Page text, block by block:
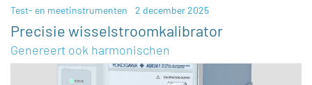
Test- en meetinstrumenten 2 december 2025
Precisie wisselstroomkalibrator
Genereert ook harmonischen